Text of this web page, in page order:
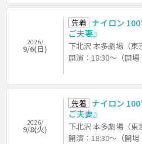
2026/
9/6(日)
先着 ナイロン
ご夫妻』
下北沢 本多劇場（東
開演：18:30～（開場
2026/
9/8(火)
先着 ナイロン
ご夫妻』
下北沢 本多劇場（東
開演：18:30～（開場